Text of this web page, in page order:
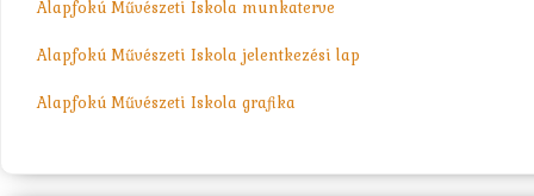
Alapfokú Művészeti Iskola munkaterve
Alapfokú Művészeti Iskola jelentkezési lap
Alapfokú Művészeti Iskola grafika